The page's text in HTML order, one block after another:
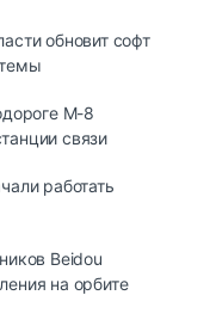
обновит софт
М-8
связи
работать
Beidou
на орбите